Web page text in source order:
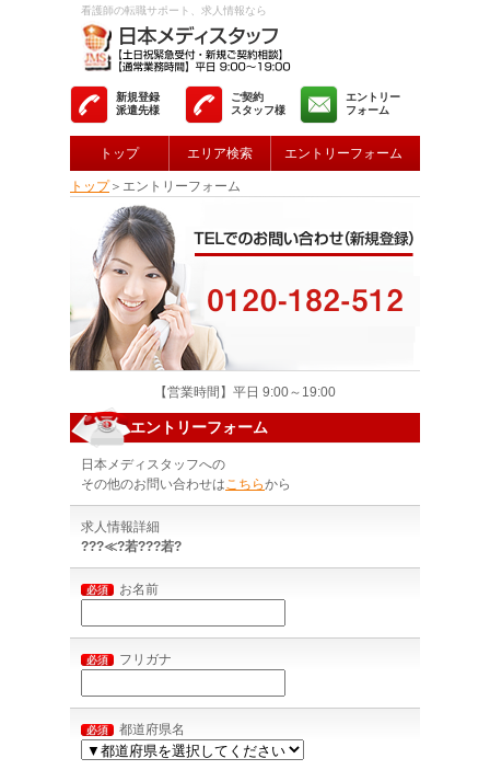
看護師の転職サポート、求人情報なら
新規登録
派遣先様
ご契約
スタッフ様
エントリー
フォーム
トップ エリア検索 エントリーフォーム
トップ＞エントリーフォーム
【営業時間】平日 9:00～19:00
エントリーフォーム
日本メディスタッフへの
その他のお問い合わせはこちらから
求人情報詳細
???≪?若???若?
必須 お名前
必須 フリガナ
必須 都道府県名